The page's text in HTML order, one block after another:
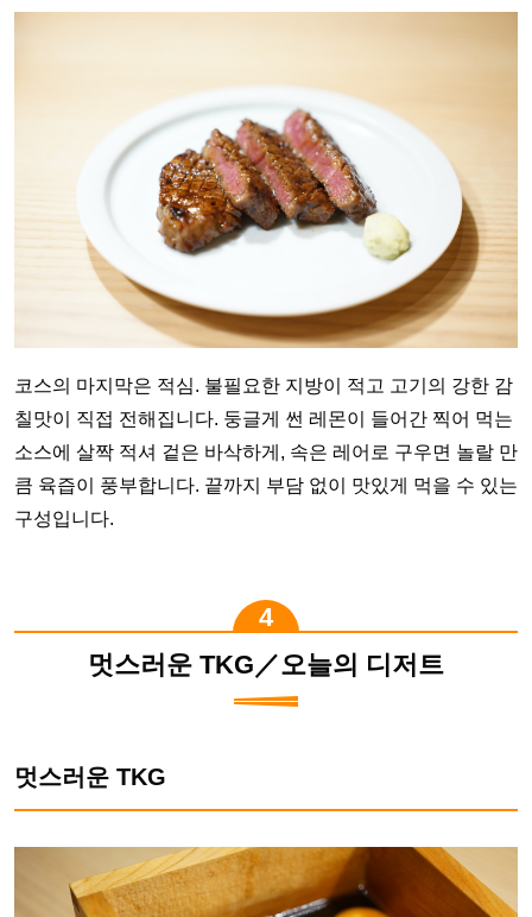
코스의 마지막은 적심. 불필요한 지방이 적고 고기의 강한 감
칠맛이 직접 전해집니다. 둥글게 썬 레몬이 들어간 찍어 먹는
소스에 살짝 적셔 겉은 바삭하게, 속은 레어로 구우면 놀랄 만
큼 육즙이 풍부합니다. 끝까지 부담 없이 맛있게 먹을 수 있는
구성입니다.
멋스러운 TKG／오늘의 디저트
멋스러운 TKG